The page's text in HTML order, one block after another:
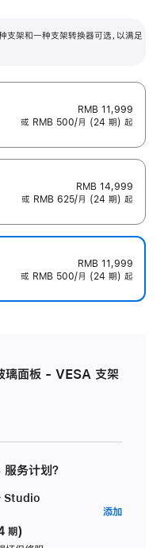
架和一种支架转换器可选，以满足
RMB 11,999
或 RMB 500/月 (24 期) 起
RMB 14,999
或 RMB 625/月 (24 期) 起
RMB 11,999
或 RMB 500/月 (24 期) 起
面板 - VESA 支架
务计划？
Studio
期)
添加